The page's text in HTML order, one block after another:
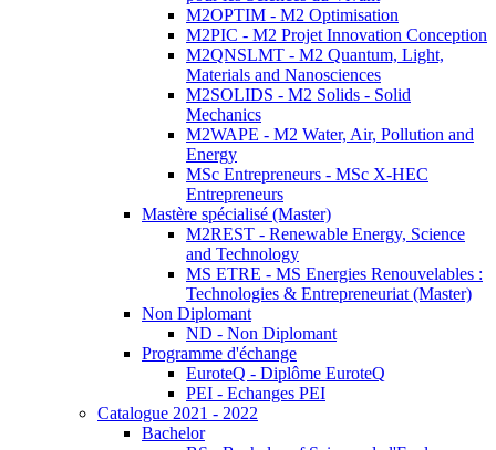
M2OPTIM - M2 Optimisation
M2PIC - M2 Projet Innovation Conception
M2QNSLMT - M2 Quantum, Light,
Materials and Nanosciences
M2SOLIDS - M2 Solids - Solid
Mechanics
M2WAPE - M2 Water, Air, Pollution and
Energy
MSc Entrepreneurs - MSc X-HEC
Entrepreneurs
Mastère spécialisé (Master)
M2REST - Renewable Energy, Science
and Technology
MS ETRE - MS Energies Renouvelables :
Technologies & Entrepreneuriat (Master)
Non Diplomant
ND - Non Diplomant
Programme d'échange
EuroteQ - Diplôme EuroteQ
PEI - Echanges PEI
Catalogue 2021 - 2022
Bachelor